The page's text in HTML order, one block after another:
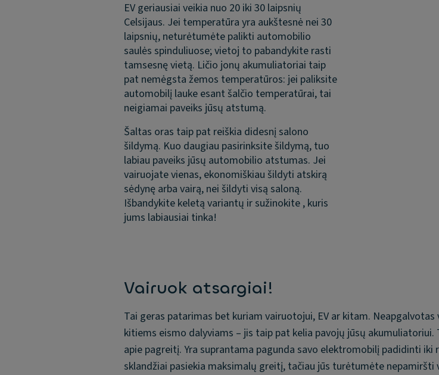
EV geriausiai veikia nuo 20 iki 30 laipsnių
Celsijaus. Jei temperatūra yra aukštesnė nei 30
laipsnių, neturėtumėte palikti automobilio
saulės spinduliuose; vietoj to pabandykite rasti
tamsesnę vietą. Ličio jonų akumuliatoriai taip
pat nemėgsta žemos temperatūros: jei paliksite
automobilį lauke esant šalčio temperatūrai, tai
neigiamai paveiks jūsų atstumą.
Šaltas oras taip pat reiškia didesnį salono
šildymą. Kuo daugiau pasirinksite šildymą, tuo
labiau paveiks jūsų automobilio atstumas. Jei
vairuojate vienas, ekonomiškiau šildyti atskirą
sėdynę arba vairą, nei šildyti visą saloną.
Išbandykite keletą variantų ir sužinokite , kuris
jums labiausiai tinka!
Vairuok atsargiai!
Tai geras patarimas bet kuriam vairuotojui, EV ar kitam.
kitiems eismo dalyviams – jis taip pat kelia pavojų jūsų akumuliatoriui.
apie pagreitį. Yra suprantama pagunda savo elektromobilį padidinti iki
sklandžiai pasiekia maksimalų greitį, tačiau jūs turėtumėte nepamiršti